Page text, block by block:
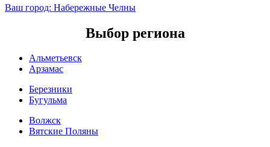
Ваш город: Набережные Челны
Выбор региона
Альметьевск
Арзамас
Березники
Бугульма
Волжск
Вятские Поляны